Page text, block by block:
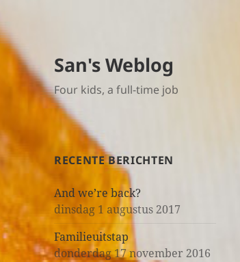
San's Weblog
Four kids, a full-time job
RECENTE BERICHTEN
And we’re back?
dinsdag 1 augustus 2017
Familieuitstap
donderdag 17 november 2016